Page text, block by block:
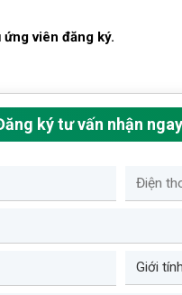
viên đăng ký.
ký tư vấn nhận ngay